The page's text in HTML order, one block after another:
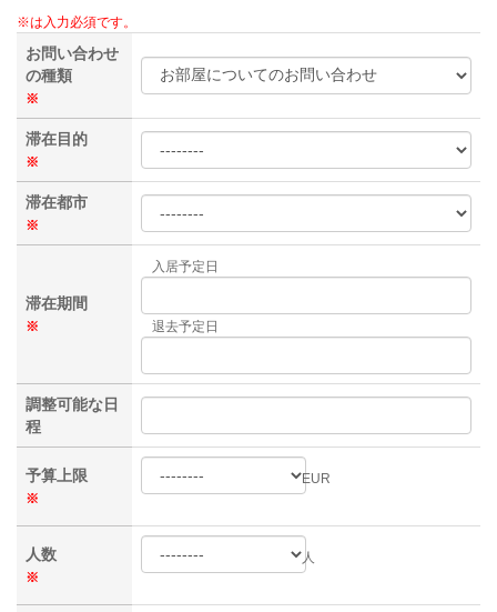
※は入力必須です。
お問い合わせ
の種類
※
滞在目的
※
滞在都市
※
滞在期間
※
入居予定日
退去予定日
調整可能な日
程
予算上限
※
EUR
人数
※
人